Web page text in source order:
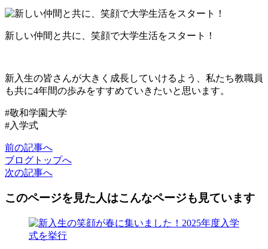
新しい仲間と共に、笑顔で大学生活をスタート！
新入生の皆さんが大きく成長していけるよう、私たち教職員
も共に4年間の歩みをすすめていきたいと思います。
#敬和学園大学
#入学式
前の記事へ
ブログ トップへ
次の記事へ
このページを見た人はこんなページも見ています